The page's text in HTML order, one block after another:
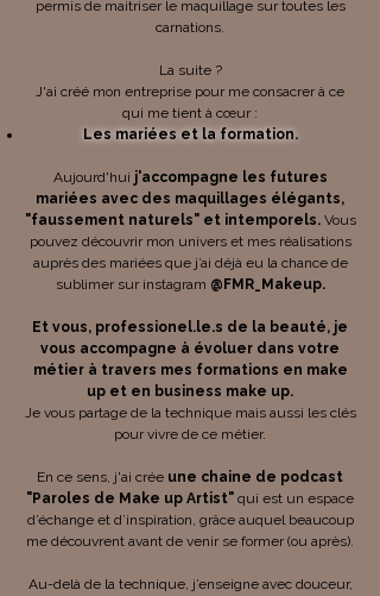
permis de maitriser le maquillage sur toutes les
carnations.
La suite ?
J'ai créé mon entreprise pour me consacrer à ce
qui me tient à cœur :
Les mariées et la formation.
Aujourd'hui j'accompagne les futures
mariées avec des maquillages élégants,
"faussement naturels" et intemporels.Vous
pouvez découvrir mon univers et mes réalisations
auprès des mariées que j’ai déjà eu la chance de
sublimer sur instagram @FMR_Makeup.
Et vous, professionel.le.s de la beauté, je
vous accompagne à évoluer dans votre
métier à travers mes formations en make
up et en business make up.
Je vous partage de la technique mais aussi les clés
pour vivre de ce métier.
En ce sens, j'ai crée une chaine de podcast
"Paroles de Make up Artist" qui est un espace
d’échange et d’inspiration, grâce auquel beaucoup
me découvrent avant de venir se former (ou après).
Au-delà de la technique, j’enseigne avec douceur,